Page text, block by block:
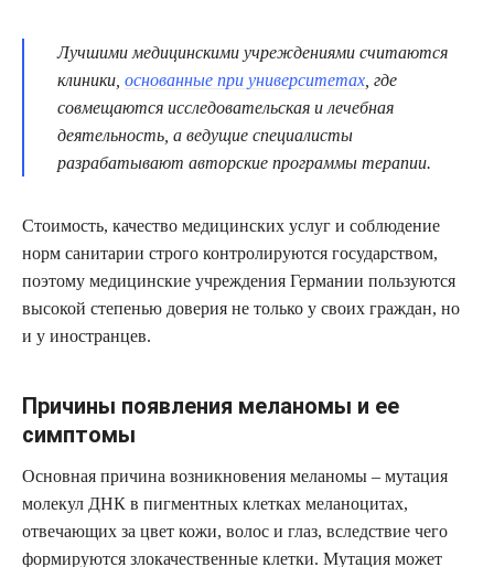
Лучшими медицинскими учреждениями считаются
клиники, основанные при университетах , где
совмещаются исследовательская и лечебная
деятельность, а ведущие специалисты
разрабатывают авторские программы терапии.
Стоимость, качество медицинских услуг и соблюдение
норм санитарии строго контролируются государством,
поэтому медицинские учреждения Германии пользуются
высокой степенью доверия не только у своих граждан, но
и у иностранцев.
Причины появления меланомы и ее
симптомы
Основная причина возникновения меланомы – мутация
молекул ДНК в пигментных клетках меланоцитах,
отвечающих за цвет кожи, волос и глаз, вследствие чего
формируются злокачественные клетки. Мутация может